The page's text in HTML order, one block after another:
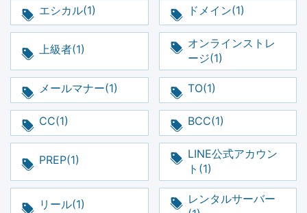
エシカル(1) ドメイン(1)
上級者(1)
オンラインストレ
ージ(1)
メールマナー(1) TO(1)
CC(1) BCC(1)
PREP(1)
LINE公式アカウン
ト(1)
リール(1)
レンタルサーバー